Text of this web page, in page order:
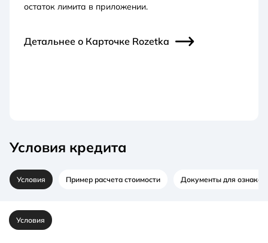
остаток лимита в приложении.
Детальнее о Карточке Rozetka
Условия кредита
Условия Пример расчета стоимости Документы для
Условия